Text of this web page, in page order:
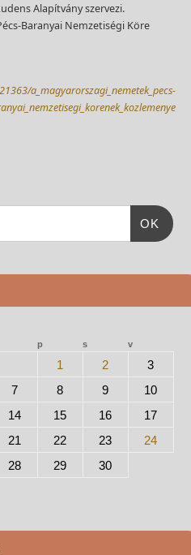
Alapítvány szervezi.
Baranyai Nemzetiségi Köre
a_magyarorszagi_nemetek_pecs-
OK
p s v
1 2
3
7 8 9
10
14 15 16
17
21 22 23
24
28 29
30